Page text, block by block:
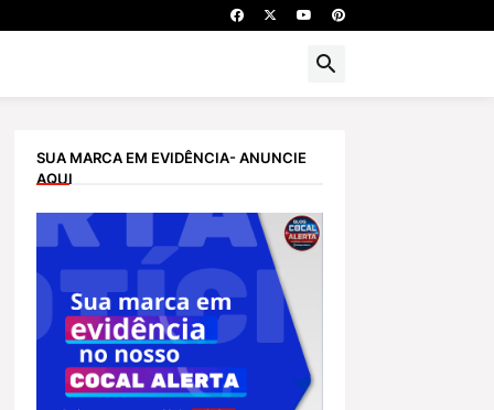
SUA MARCA EM EVIDÊNCIA- ANUNCIE
AQUI